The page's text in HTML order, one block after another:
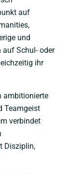
auf
und
auf Schul- oder
ihr
ambitionierte
Teamgeist
verbindet
Disziplin,